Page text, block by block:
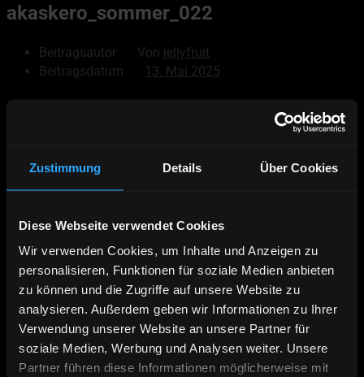
Zustimmung Details Über Cookies
Diese Webseite verwendet Cookies
Wir verwenden Cookies, um Inhalte und Anzeigen zu
personalisieren, Funktionen für soziale Medien anbieten
zu können und die Zugriffe auf unsere Website zu
analysieren. Außerdem geben wir Informationen zu Ihrer
Verwendung unserer Website an unsere Partner für
soziale Medien, Werbung und Analysen weiter. Unsere
Partner führen diese Informationen möglicherweise mit
akaskero_sommer_022
Beitragsautor Von jellyfruit
Beitragsdatum
13. Mai 2025
English
Äkäskero Prospekt
Online Buchen
Kontakt | Anfahrt
Wildnistour – 7 Nächte Hundeschlittentour
Panoramatour – 14 Nächte Hundeschlittentour